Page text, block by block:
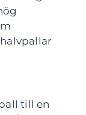
till en